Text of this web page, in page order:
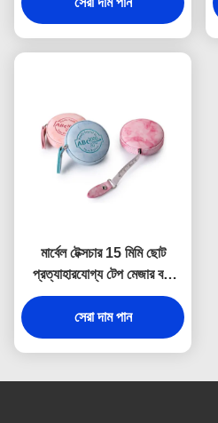
মার্বেল টেক্সচার 15 মিমি ছোট
প্রত্যাহারযোগ্য টেপ মেজার বডি
ডিবসিং লোগো
সেরা দাম পান